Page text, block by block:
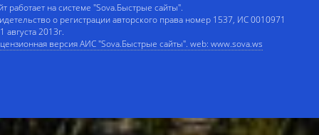
работает на системе "Sova.Быстрые сайты".
о регистрации авторского права номер 1537, ИС 0010971
августа 2013г.
версия АИС "Sova.Быстрые сайты". web: www.sova.ws